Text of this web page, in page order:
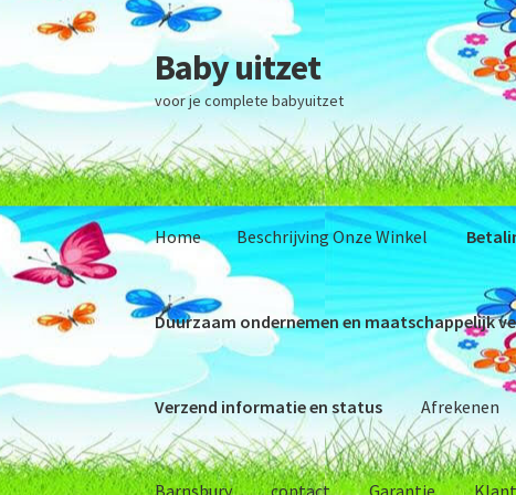
Ga
door
naar
navigatie
Ga
naar
de
inhoud
Baby uitzet
voor je complete babyuitzet
Home Beschrijving Onze Winkel
Duurzaam ondernemen en maatschappelijk
Verzend informatie en status Afrekenen